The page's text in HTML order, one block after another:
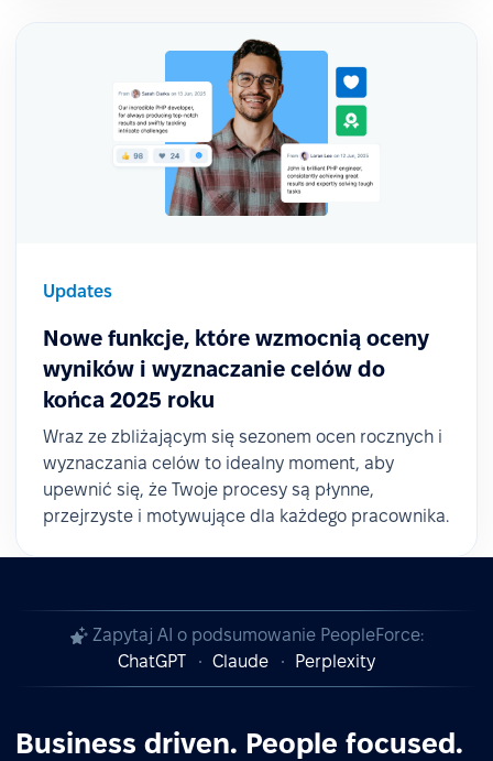
Updates
Nowe funkcje, które wzmocnią oceny
wyników i wyznaczanie celów do
końca 2025 roku
Wraz ze zbliżającym się sezonem ocen rocznych i
wyznaczania celów to idealny moment, aby
upewnić się, że Twoje procesy są płynne,
przejrzyste i motywujące dla każdego pracownika.
Zapytaj AI o podsumowanie PeopleForce:
ChatGPT
Claude Perplexity
Business driven. People focused.